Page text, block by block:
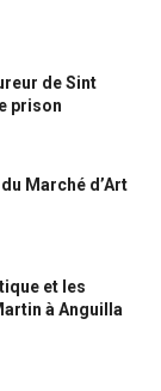
de Sint
prison
Marché d’Art
et les
à Anguilla